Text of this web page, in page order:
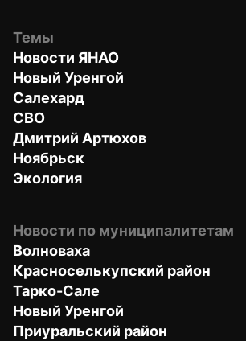
Темы
Новости ЯНАО
Новый Уренгой
Салехард
СВО
Дмитрий Артюхов
Ноябрьск
Экология
Новости по муниципалитетам
Волноваха
Красноселькупский район
Тарко-Сале
Новый Уренгой
Приуральский район